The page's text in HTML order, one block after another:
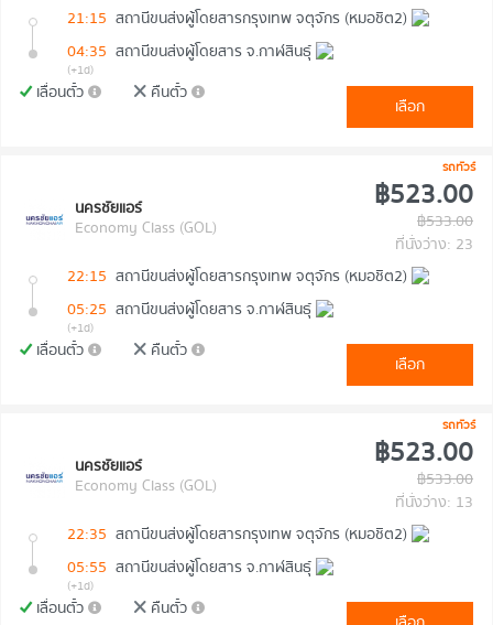
21:15 สถานีขนส่งผู้โดยสารกรุงเทพ จตุจักร (หมอชิต2)
04:35 สถานีขนส่งผู้โดยสาร จ.กาฬสินธุ์
(+1d)
เลื่อนตั๋ว คืนตั๋ว
เลือก
รถทัวร์
นครชัยแอร์
Economy Class (GOL)
฿523.00
฿533.00
ที่นั่งว่าง: 23
22:15 สถานีขนส่งผู้โดยสารกรุงเทพ จตุจักร (หมอชิต2)
05:25 สถานีขนส่งผู้โดยสาร จ.กาฬสินธุ์
(+1d)
เลื่อนตั๋ว คืนตั๋ว
เลือก
รถทัวร์
นครชัยแอร์
Economy Class (GOL)
฿523.00
฿533.00
ที่นั่งว่าง: 13
22:35 สถานีขนส่งผู้โดยสารกรุงเทพ จตุจักร (หมอชิต2)
05:55 สถานีขนส่งผู้โดยสาร จ.กาฬสินธุ์
(+1d)
เลื่อนตั๋ว คืนตั๋ว